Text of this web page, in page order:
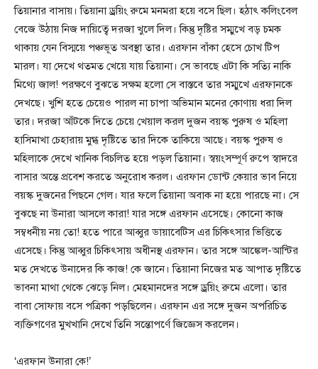
তিয়ানার বাসায়। তিয়ানা ড্রয়িং রুমে মনমরা হয়ে বসে ছিল। হঠাৎ কলিংবেল
বেজে উঠায় নিজ দায়িত্বে দরজা খুলে দিল। কিন্তু দৃষ্টির সম্মুখে বড় চমক
থাকায় যেন বিস্ময়ে পঞ্চভূত অবস্থা তার। এরফান বাঁকা হেসে চোখ টিপ
মারল। যা দেখে থতমত খেয়ে যায় তিয়ানা। সে ভাবছে এটা কি সত্যি নাকি
মিথ্যে জাল! পরক্ষণে বুঝতে সক্ষম হলো সে বাস্তবে তার সম্মুখে এরফানকে
দেখছে। খুশি হতে চেয়েও পারল না চাপা অভিমান মনের কোণায় ধরা দিল
তার। দরজা আঁটকে দিতে চেয়ে খেয়াল করল দুজন বয়স্ক পুরুষ ও মহিলা
হাসিমাখা চেহারায় মুগ্ধ দৃষ্টিতে তার দিকে তাকিয়ে আছে। বয়স্ক পুরুষ ও
মহিলাকে দেখে খানিক বিচলিত হয়ে পড়ল তিয়ানা। স্বয়ংসম্পূর্ণ রুপে স্বাদরে
বাসার অন্তে প্রবেশ করতে অনুরোধ করল। এরফান ডোন্ট কেয়ার ভাব নিয়ে
বয়স্ক দুজনের পিছনে গেল। যার ফলে তিয়ানা অবাক না হয়ে পারছে না। সে
বুঝছে না উনারা আসলে কারা! যার সঙ্গে এরফান এসেছে। কোনো কাজ
সম্বধনীয় নয় তো! হতে পারে আব্বুর ডায়াবেটিস এর চিকিৎসার ভিত্তিতে
এসেছে। কিন্তু আব্বুর চিকিৎসায় অধীনস্থ এরফান। তার সঙ্গে আঙ্কেল-আন্টির
মত দেখতে উনাদের কি কাজ! কে জানে। তিয়ানা নিজের মত আপাত দৃষ্টিতে
ভাবনা মাথা থেকে ঝেড়ে নিল। মেহমানদের সঙ্গে ড্রয়িং রুমে এলো। তার
বাবা সোফায় বসে পত্রিকা পড়ছিলেন। এরফান এর সঙ্গে দুজন অপরিচিত
ব্যক্তিগণের মুখখানি দেখে তিনি সন্তোপর্ণে জিজ্ঞেস করলেন।
‘এরফান উনারা কে!’